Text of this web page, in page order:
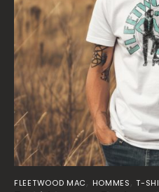
FLEETWOOD MAC, HOMMES,T-